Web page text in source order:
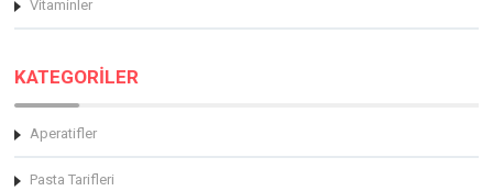
Vitaminler
KATEGORİLER
Aperatifler
Pasta Tarifleri